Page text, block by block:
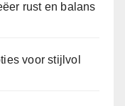
rust en balans
voor stijlvol